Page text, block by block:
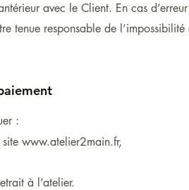
avec le Client. En cas
tenue responsable de
:
www.atelier2main.fr,
à l’atelier.